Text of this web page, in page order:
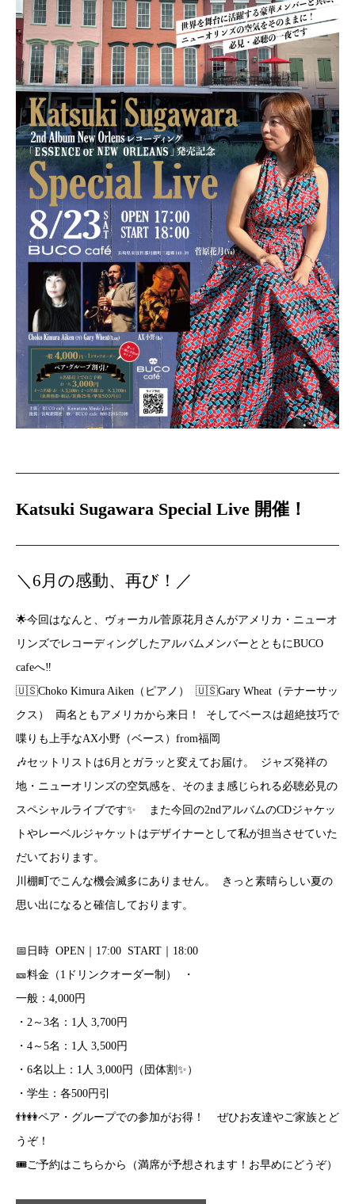
Katsuki Sugawara Special Live 開催！
＼6月の感動、再び！／
🌟今回はなんと、ヴォーカル菅原花月さんがアメリカ・ニューオ
リンズでレコーディングしたアルバムメンバーとともにBUCO
cafeへ‼️
🇺🇸Choko Kimura Aiken（ピアノ） 🇺🇸Gary Wheat（テナーサッ
クス） 両名ともアメリカから来日！ そしてベースは超絶技巧で
喋りも上手なAX小野（ベース）from福岡
🎶セットリストは6月とガラッと変えてお届け。 ジャズ発祥の
地・ニューオリンズの空気感を、そのまま感じられる必聴必見の
スペシャルライブです✨ また今回の2ndアルバムのCDジャケッ
トやレーベルジャケットはデザイナーとして私が担当させていた
だいております。
川棚町でこんな機会滅多にありません。 きっと素晴らしい夏の
思い出になると確信しております。
📅日時 OPEN｜17:00 START｜18:00
🎫料金（1ドリンクオーダー制） ・
一般：4,000円
・2～3名：1人 3,700円
・4～5名：1人 3,500円
・6名以上：1人 3,000円（団体割✨）
・学生：各500円引
👬👭ペア・グループでの参加がお得！ ぜひお友達やご家族とど
うぞ！
🎟️ご予約はこちらから（満席が予想されます！お早めにどうぞ）